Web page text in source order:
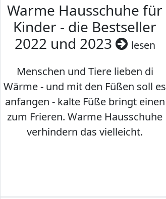
Warme Hausschuhe für
Kinder - die Bestseller
2022 und 2023
lesen
Menschen und Tiere lieben di
Wärme - und mit den Füßen soll es
anfangen - kalte Füße bringt einen
zum Frieren. Warme Hausschuhe
verhindern das vielleicht.